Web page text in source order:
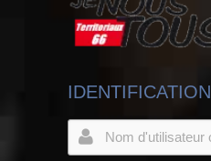
IDENTIFICATION